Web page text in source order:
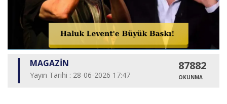
MAGAZİN
Yayın Tarihi : 28-06-2026 17:47
87882
OKUNMA